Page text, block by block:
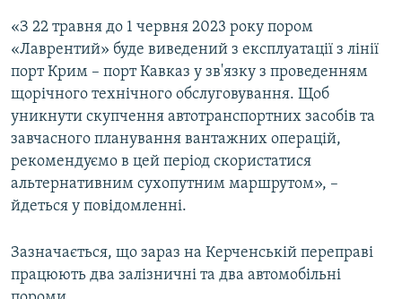
«З 22 травня до 1 червня 2023 року пором
«Лаврентий» буде виведений з експлуатації з лінії
порт Крим – порт Кавказ у зв'язку з проведенням
щорічного технічного обслуговування. Щоб
уникнути скупчення автотранспортних засобів та
завчасного планування вантажних операцій,
рекомендуємо в цей період скористатися
альтернативним сухопутним маршрутом», –
йдеться у повідомленні.
Зазначається, що зараз на Керченській переправі
працюють два залізничні та два автомобільні